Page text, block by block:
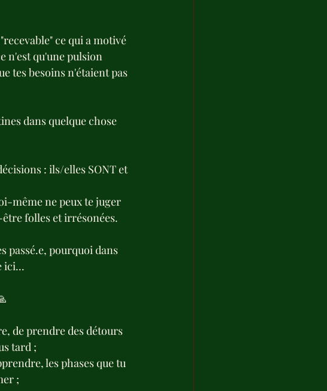
ce qui a motivé
n'est qu'une pulsion
tes besoins n'étaient pas
dans quelque chose
: ils/elles SONT et
même ne peux te juger
folles et irrésonées.
passé.e, pourquoi dans
ici...
de prendre des détours
tard ;
les phases que tu
;